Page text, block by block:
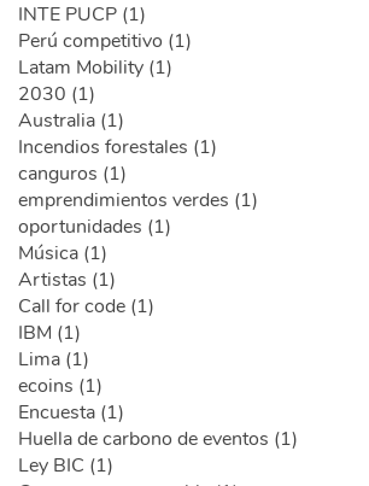
INTE PUCP (1)
Perú competitivo (1)
Latam Mobility (1)
2030 (1)
Australia (1)
Incendios forestales (1)
canguros (1)
emprendimientos verdes (1)
oportunidades (1)
Música (1)
Artistas (1)
Call for code (1)
IBM (1)
Lima (1)
ecoins (1)
Encuesta (1)
Huella de carbono de eventos (1)
Ley BIC (1)